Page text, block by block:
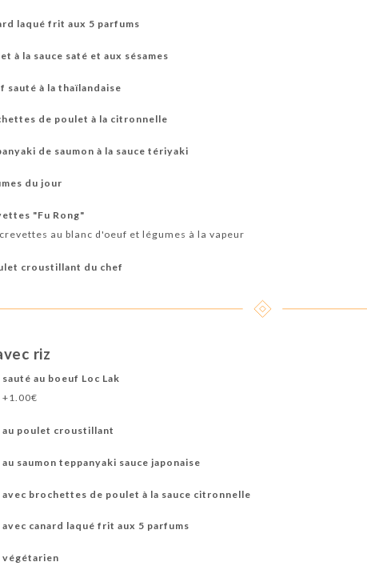
laqué frit aux 5 parfums
à la sauce saté et aux sésames
sauté à la thaïlandaise
de poulet à la citronnelle
de saumon à la sauce tériyaki
du jour
"Fu Rong"
au blanc d'oeuf et légumes à la vapeur
croustillant du chef
riz
sauté au boeuf Loc Lak
au poulet croustillant
au saumon teppanyaki sauce japonaise
avec brochettes de poulet à la sauce citronnelle
avec canard laqué frit aux 5 parfums
végétarien